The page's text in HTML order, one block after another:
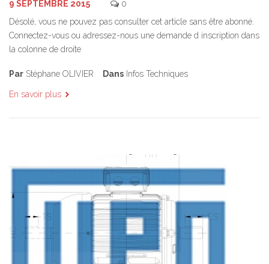
9 SEPTEMBRE 2015
0
Désolé, vous ne pouvez pas consulter cet article sans être abonné.
Connectez-vous ou adressez-nous une demande d inscription dans
la colonne de droite
Par Stéphane OLIVIER Dans Infos Techniques
En savoir plus